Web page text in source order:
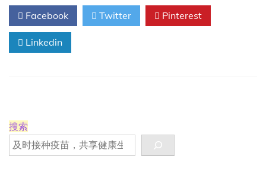
豫
中
的
心
Facebook Twitter Pinterest
Linkedin
搜索